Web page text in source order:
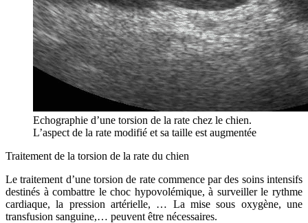
Echographie d’une torsion de la rate chez le chien.
L’aspect de la rate modifié et sa taille est augmentée
Traitement de la torsion de la rate du chien
Le traitement d’une torsion de rate commence par des soins intensifs
destinés à combattre le choc hypovolémique, à surveiller le rythme
cardiaque, la pression artérielle, … La mise sous oxygène, une
transfusion sanguine,… peuvent être nécessaires.